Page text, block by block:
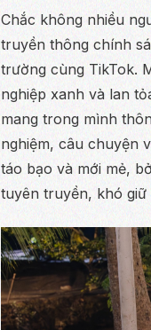
Chắc không nhiều
truyền thông chính
trường cùng TikTok.
nghiệp xanh và lan
mang trong mình
nghiệm, câu chuyện
táo bạo và mới mẻ,
tuyên truyền, khó giữ